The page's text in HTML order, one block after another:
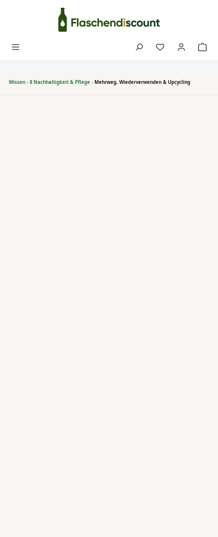
Zum Hauptinhalt springen
Du hast 0
Wissen › 8 Nachhaltigkeit & Pflege › Mehrweg, Wiederverwenden & Upcycling